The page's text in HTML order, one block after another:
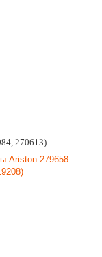
270613)